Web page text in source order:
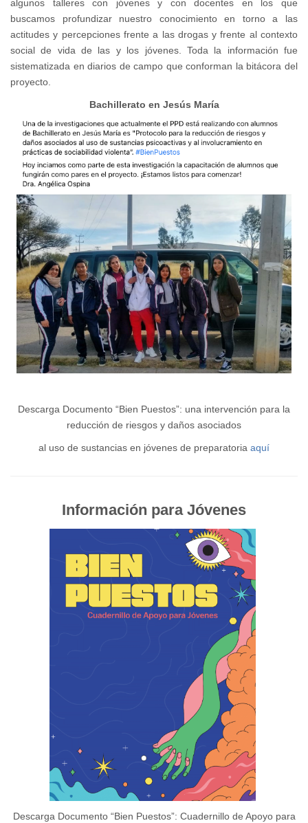
algunos talleres con jóvenes y con docentes en los que
buscamos profundizar nuestro conocimiento en torno a las
actitudes y percepciones frente a las drogas y frente al contexto
social de vida de las y los jóvenes. Toda la información fue
sistematizada en diarios de campo que conforman la bitácora del
proyecto.
Bachillerato en Jesús María
Descarga Documento “Bien Puestos”: una intervención para la
reducción de riesgos y daños asociados
al uso de sustancias en jóvenes de preparatoria aquí
Información para Jóvenes
Descarga Documento “Bien Puestos”: Cuadernillo de Apoyo para